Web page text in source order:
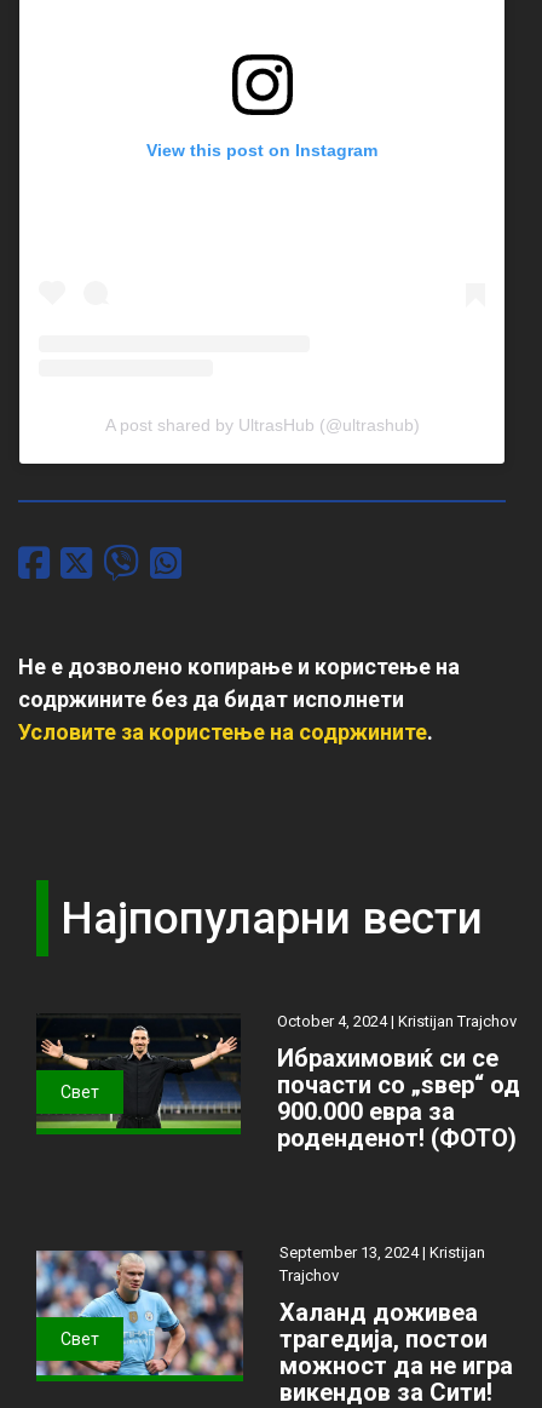
View this post on Instagram
A post shared by UltrasHub (@ultrashub)
Не е дозволено копирање и користење на
содржините без да бидат исполнети
Условите за користење на содржините.
Најпопуларни вести
Свет
October 4, 2024 |Kristijan Trajchov
Ибрахимовиќ си се
почасти со „ѕвер“ од
900.000 евра за
роденденот! (ФОТО)
Свет
September 13, 2024 | Kristijan
Trajchov
Халанд доживеа
трагедија, постои
можност да не игра
викендов за Сити!